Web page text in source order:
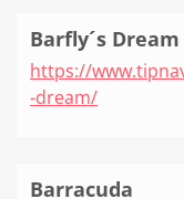
Barfly´s Dream
https://
-dream/
Barracuda